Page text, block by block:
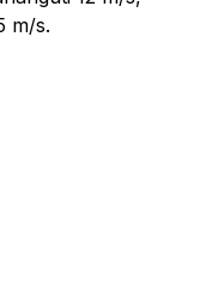
m/s.